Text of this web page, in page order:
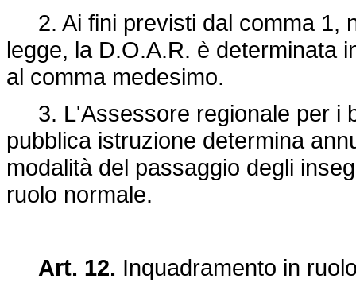
2. Ai fini previsti dal comma 1,
legge, la D.O.A.R. è determinata
al comma medesimo.
3. L'Assessore regionale per i
pubblica istruzione determina
modalità del passaggio degli
ruolo normale.
Art. 12. Inquadramento in